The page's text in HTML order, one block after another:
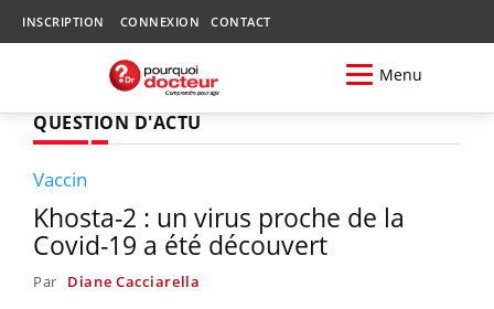
INSCRIPTION CONNEXION CONTACT
Menu
QUESTION D'ACTU
Vaccin
Khosta-2 : un virus proche de la
Covid-19 a été découvert
Par Diane Cacciarella